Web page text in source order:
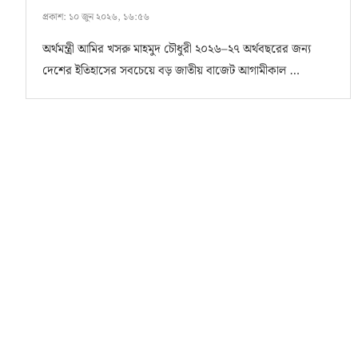
প্রকাশ: ১০ জুন ২০২৬, ১৬:৫৬
অর্থমন্ত্রী আমির খসরু মাহমুদ চৌধুরী ২০২৬–২৭ অর্থবছরের জন্য
দেশের ইতিহাসের সবচেয়ে বড় জাতীয় বাজেট আগামীকাল …